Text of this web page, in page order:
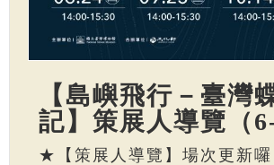
【島嶼飛行－臺灣
記】策展人導覽（6-
★【策展人導覽】場次更新